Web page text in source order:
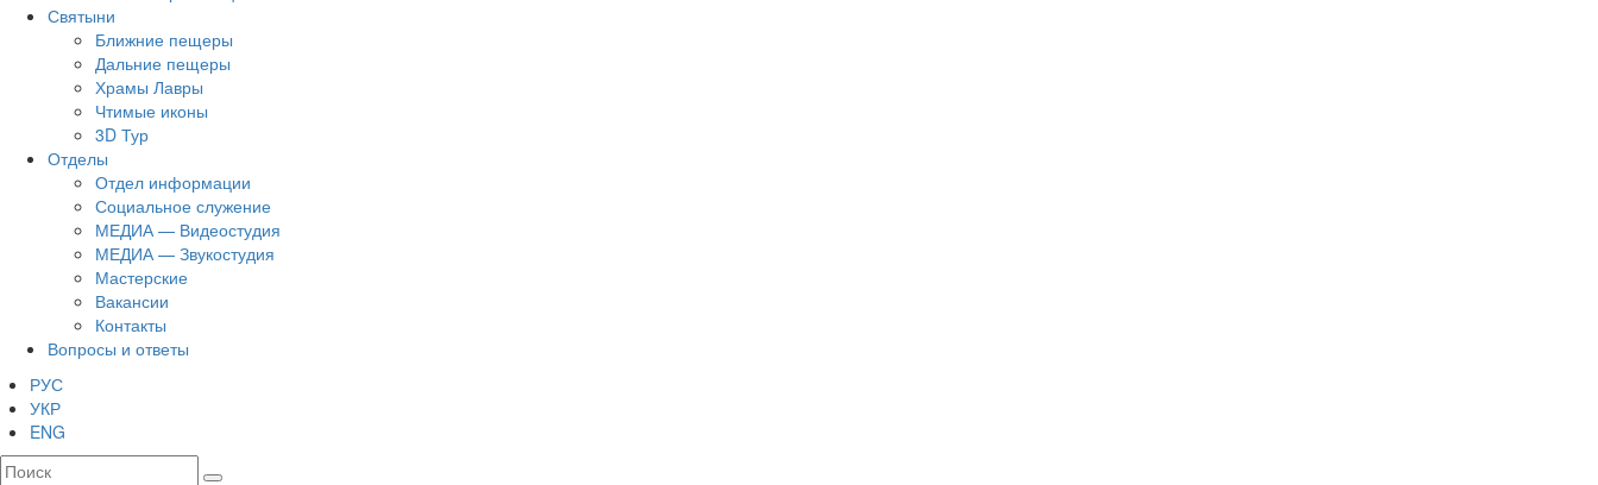
Святыни
Ближние пещеры
Дальние пещеры
Храмы Лавры
Чтимые иконы
3D Тур
Отделы
Отдел информации
Социальное служение
МЕДИА — Видеостудия
МЕДИА — Звукостудия
Мастерские
Вакансии
Контакты
Вопросы и ответы
РУС
УКР
ENG